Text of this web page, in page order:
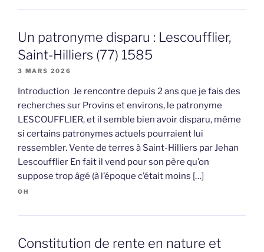
Un patronyme disparu : Lescoufflier,
Saint-Hilliers (77) 1585
3 MARS 2026
Introduction Je rencontre depuis 2 ans que je fais des
recherches sur Provins et environs, le patronyme
LESCOUFFLIER, et il semble bien avoir disparu, même
si certains patronymes actuels pourraient lui
ressembler. Vente de terres à Saint-Hilliers par Jehan
Lescoufflier En fait il vend pour son père qu’on
suppose trop âgé (à l’époque c’était moins […]
OH
Constitution de rente en nature et